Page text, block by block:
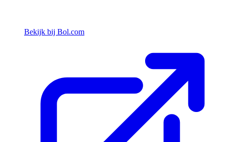
Bekijk bij Bol.com